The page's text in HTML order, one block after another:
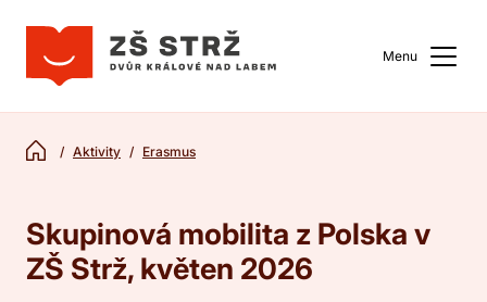
Menu
Aktivity Erasmus
Skupinová mobilita z Polska v
ZŠ Strž, květen 2026